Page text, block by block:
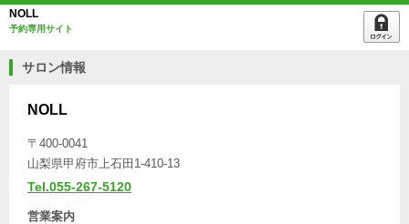
NOLL
予約専用サイト
サロン情報
NOLL
〒400-0041
山梨県甲府市上石田1-410-13
Tel.055-267-5120
営業案内